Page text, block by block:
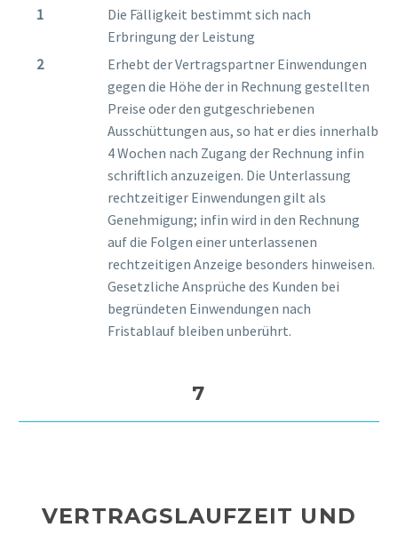
Die Fälligkeit bestimmt sich nach
Erbringung der Leistung
Erhebt der Vertragspartner Einwendungen
gegen die Höhe der in Rechnung gestellten
Preise oder den gutgeschriebenen
Ausschüttungen aus, so hat er dies innerhalb
4 Wochen nach Zugang der Rechnung infin
schriftlich anzuzeigen. Die Unterlassung
rechtzeitiger Einwendungen gilt als
Genehmigung; infin wird in den Rechnung
auf die Folgen einer unterlassenen
rechtzeitigen Anzeige besonders hinweisen.
Gesetzliche Ansprüche des Kunden bei
begründeten Einwendungen nach
Fristablauf bleiben unberührt.
7
VERTRAGSLAUFZEIT UND